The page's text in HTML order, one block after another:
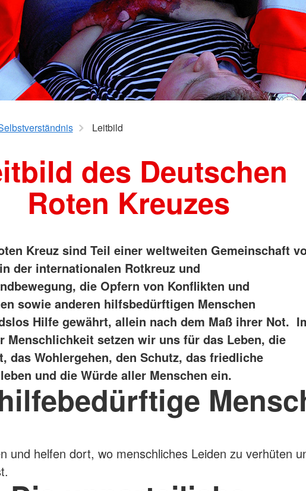
Integrationsberatung (FIB)
SozialCard
Suchdienst
Blutspende
Leitbild
des Deutschen
Roten Kreuzes
Kreuz sind Teil einer weltweiten Gemeinschaft
der internationalen Rotkreuz und
die Opfern von Konflikten und
sowie anderen hilfsbedürftigen Menschen
Hilfe gewährt, allein nach dem Maß ihrer Not.
Menschlichkeit setzen wir uns für das Leben, die
das Wohlergehen, den Schutz, das friedliche
und die Würde aller Menschen ein.
und helfen dort, wo menschliches Leiden zu verhüten